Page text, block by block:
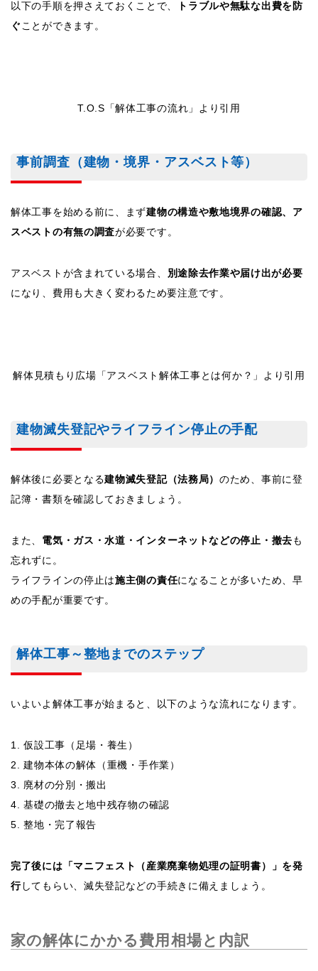
以下の手順を押さえておくことで、
トラブルや無駄な出費を防
ぐ ことができます。
T.O.S「解体工事の流れ」より引用
事前調査（建物・境界・アスベスト等）
解体工事を始める前に、まず建物の構造や敷地境界の確認、ア
スベストの有無の調査が必要です。
アスベストが含まれている場合、 別途除去作業や届け出が必要
になり、費用も大きく変わるため要注意です。
解体見積もり広場「アスベスト解体工事とは何か？」より引用
建物滅失登記やライフライン停止の手配
解体後に必要となる建物滅失登記（法務局）のため、事前に登
記簿・書類を確認しておきましょう。
また、 電気・ガス・水道・インターネットなどの停止・撤去も
忘れずに。
ライフラインの停止は施主側の責任になることが多いため、早
めの手配が重要です。
解体工事～整地までのステップ
いよいよ解体工事が始まると、以下のような流れになります。
仮設工事（足場・養生）
建物本体の解体（重機・手作業）
廃材の分別・搬出
基礎の撤去と地中残存物の確認
整地・完了報告
完了後には「マニフェスト（産業廃棄物処理の証明書）」を発
行してもらい、滅失登記などの手続きに備えましょう。
家の解体にかかる費用相場と内訳